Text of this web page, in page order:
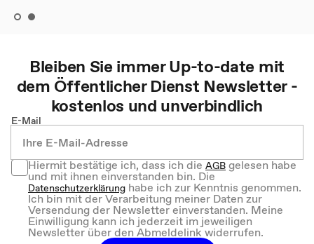
Bleiben Sie immer Up-to-date mit
dem Öffentlicher Dienst Newsletter -
kostenlos und unverbindlich
E-Mail
Hiermit bestätige ich, dass ich dieAGBgelesen habe
und mit ihnen einverstanden bin. Die
Datenschutzerklärung habe ich zur Kenntnis genommen.
Ich bin mit der Verarbeitung meiner Daten zur
Versendung der Newsletter einverstanden. Meine
Einwilligung kann ich jederzeit im jeweiligen
Newsletter über den Abmeldelink widerrufen.